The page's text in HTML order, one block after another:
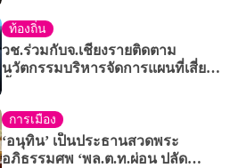
ท้องถิ่น
วช.ร่วมกับจ.เชียงรายติดตาม
นวัตกรรมบริหารจัดการแผนที่เสี่ยง
การเมือง
‘อนุทิน’ เป็นประธานสวดพระ
อภิธรรมศพ ‘พล.ต.ท.ผ่อน ปลัด